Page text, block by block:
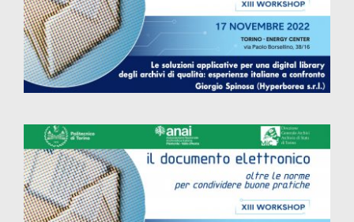
Le soluzioni applicative per una digital
library degli archivi di qualità:
esperienze italiane a confronto
Il dibattito sul riuso della riproduzione